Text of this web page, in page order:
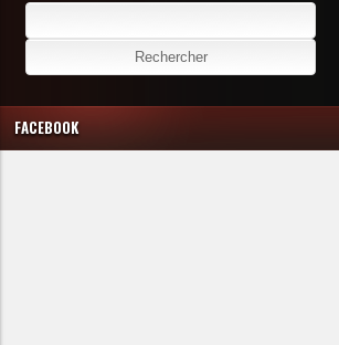
Rechercher :
FACEBOOK